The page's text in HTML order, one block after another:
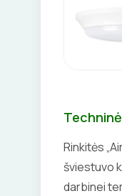
Rinkitės
šviestuvo
darbinei